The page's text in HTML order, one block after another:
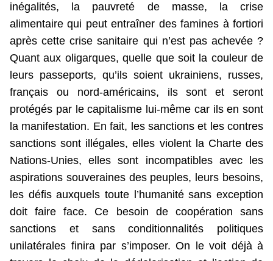
inégalités, la pauvreté de masse, la crise
alimentaire qui peut entraîner des famines à fortiori
après cette crise sanitaire qui n’est pas achevée ?
Quant aux oligarques, quelle que soit la couleur de
leurs passeports, qu’ils soient ukrainiens, russes,
français ou nord-américains, ils sont et seront
protégés par le capitalisme lui-même car ils en sont
la manifestation. En fait, les sanctions et les contres
sanctions sont illégales, elles violent la Charte des
Nations-Unies, elles sont incompatibles avec les
aspirations souveraines des peuples, leurs besoins,
les défis auxquels toute l’humanité sans exception
doit faire face. Ce besoin de coopération sans
sanctions et sans conditionnalités politiques
unilatérales finira par s’imposer. On le voit déjà à